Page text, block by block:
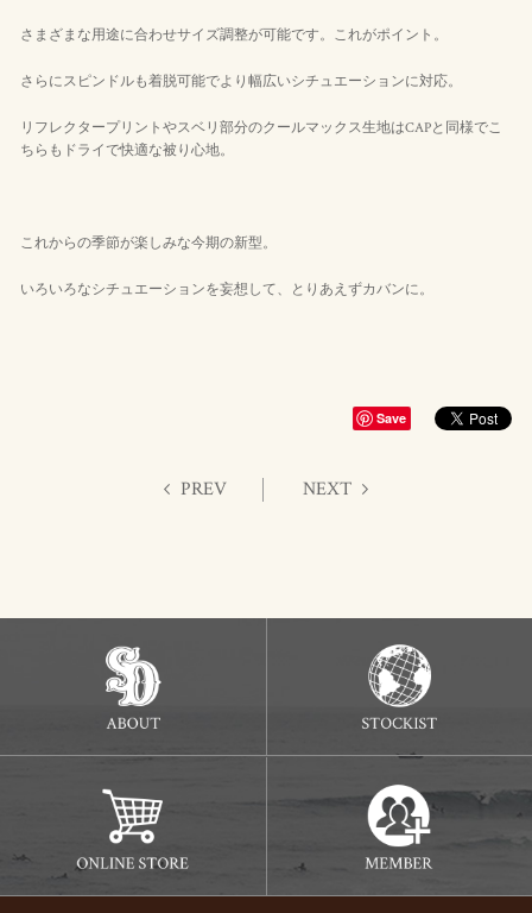
さまざまな用途に合わせサイズ調整が可能です。これがポイント。
さらにスピンドルも着脱可能でより幅広いシチュエーションに対応。
リフレクタープリントやスベリ部分のクールマックス生地はCAPと同様でこ
ちらもドライで快適な被り心地。
これからの季節が楽しみな今期の新型。
いろいろなシチュエーションを妄想して、とりあえずカバンに。
Save
PREV NEXT